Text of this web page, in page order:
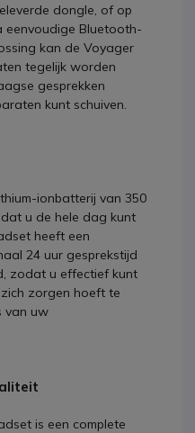
dongle, of op
eenvoudige Bluetooth-
kan de Voyager
tegelijk worden
gesprekken
kunt schuiven.
ionbatterij van 350
u de hele dag kunt
heeft een
24 uur gesprekstijd
zodat u effectief kunt
zorgen hoeft te
van uw
is een complete